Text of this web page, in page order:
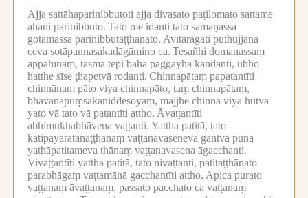
Ajja sattāhaparinibbutoti ajja divasato paṭilomato sattame
ahani parinibbuto. Tato me idanti tato samaṇassa
gotamassa parinibbutaṭṭhānato. Avītarāgāti puthujjanā
ceva sotāpannasakadāgāmino ca. Tesañhi domanassaṃ
appahīnaṃ, tasmā tepi bāhā paggayha kandanti, ubho
hatthe sīse ṭhapetvā rodanti. Chinnapātaṃ papatantīti
chinnānaṃ pāto viya chinnapāto, taṃ chinnapātaṃ,
bhāvanapuṃsakaniddesoyaṃ, majjhe chinnā viya hutvā
yato vā tato vā patantīti attho. Āvaṭṭantīti
abhimukhabhāvena vaṭṭanti. Yattha patitā, tato
katipayaratanaṭṭhānaṃ vaṭṭanavaseneva gantvā puna
yathāpatitameva ṭhānaṃ vaṭṭanavasena āgacchanti.
Vivaṭṭantīti yattha patitā, tato nivaṭṭanti, patitaṭṭhānato
parabhāgaṃ vaṭṭamānā gacchantīti attho. Apica purato
vaṭṭanaṃ āvaṭṭanaṃ, passato pacchato ca vaṭṭanaṃ